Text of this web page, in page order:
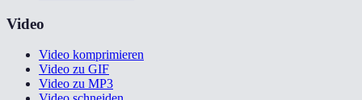
Video
Video komprimieren
Video zu GIF
Video zu MP3